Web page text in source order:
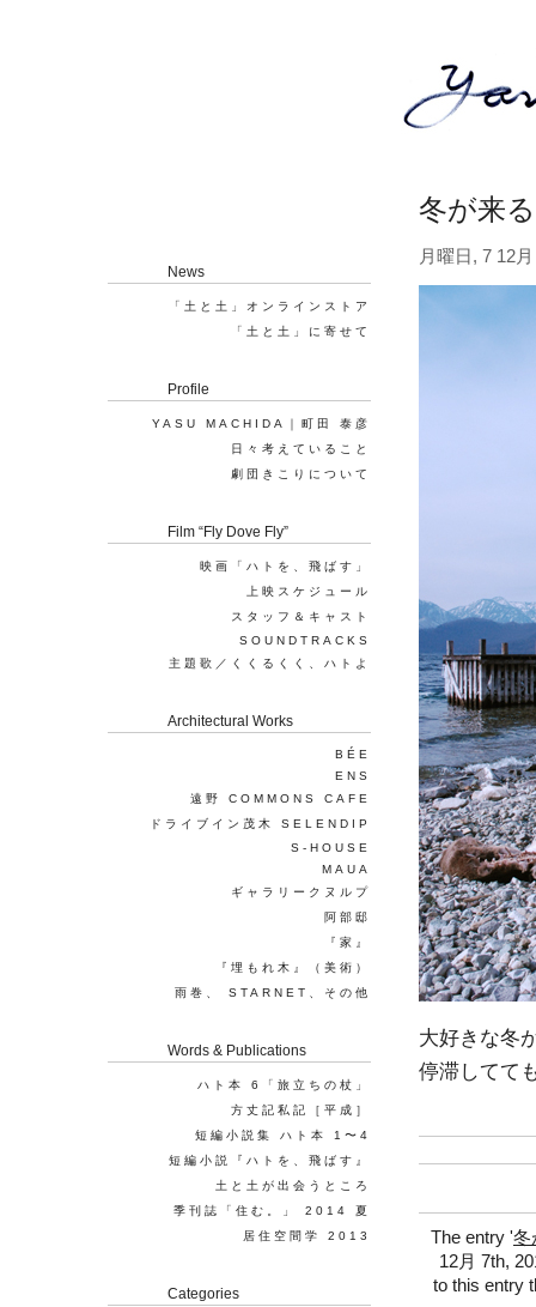
冬が来る
月曜日, 7 12
大好きな冬
停滞してて
The entry '冬
12月 7th,
to this entry
News
「土と土」オンラインストア
「土と土」に寄せて
Profile
YASU MACHIDA｜町田 泰彦
日々考えていること
劇団きこりについて
Film “Fly Dove Fly”
映画「ハトを、飛ばす」
上映スケジュール
スタッフ＆キャスト
SOUNDTRACKS
主題歌／くくるくく、ハトよ
Architectural Works
BÉE
ENS
遠野 COMMONS CAFE
ドライブイン茂木 SELENDIP
S-HOUSE
MAUA
ギャラリークヌルプ
阿部邸
『家』
『埋もれ木』（美術）
雨巻、 STARNET、その他
Words & Publications
ハト本 6「旅立ちの杖」
方丈記私記［平成］
短編小説集 ハト本 1〜4
短編小説『ハトを、飛ばす』
土と土が出会うところ
季刊誌「住む。」 2014 夏
居住空間学 2013
Categories